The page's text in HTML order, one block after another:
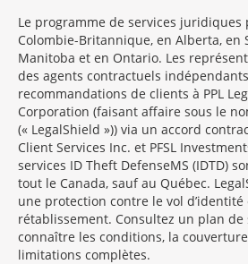
Le programme de services juridiques
Colombie-Britannique, en Alberta, en
Manitoba et en Ontario. Les
des agents contractuels
recommandations de clients à PPL
Corporation (faisant affaire sous le
(« LegalShield »)) via un accord
Client Services Inc. et PFSL
services ID Theft DefenseMS (IDTD)
tout le Canada, sauf au Québec.
une protection contre le vol d’identité
rétablissement. Consultez un plan de
connaître les conditions, la
limitations complètes.